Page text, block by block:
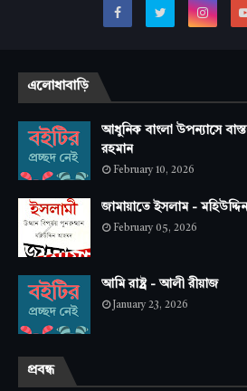
এলোধাবাড়ি
আধুনিক বাংলা উপন্যাসে
রহমান
February 10, 2026
জামায়াতে ইসলাম -
February 05, 2026
আমি রাষ্ট্র - আলী রীয়াজ
January 23, 2026
প্রবন্ধ